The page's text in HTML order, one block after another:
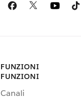
FUNZIONI
FUNZIONI
Canali